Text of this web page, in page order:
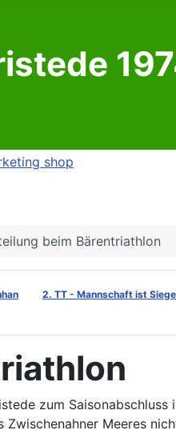
beim Bärentriathlon
2. TT - Mannschaft ist
zum
Meeres